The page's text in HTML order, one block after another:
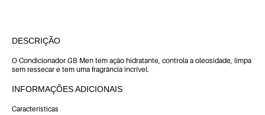
DESCRIÇÃO
O Condicionador GB Men tem ação hidratante, controla a oleosidade, limpa
sem ressecar e tem uma fragrância incrível.
INFORMAÇÕES ADICIONAIS
Características